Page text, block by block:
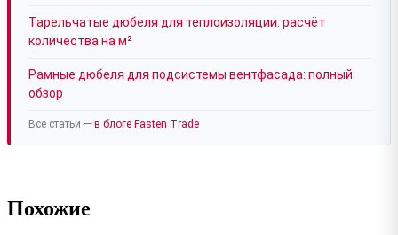
Тарельчатые дюбеля для теплоизоляции: расчёт
количества на м²
Рамные дюбеля для подсистемы вентфасада: полный
обзор
Все статьи — в блоге Fasten Trade
Похожие